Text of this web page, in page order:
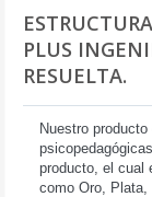
PLUS
RESUELTA.
Nuestro
producto, el cual
como Oro,